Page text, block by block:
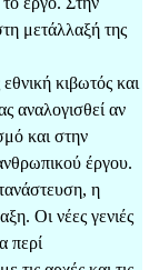
μετάλλαξή της
κιβωτός και
αναλογισθεί αν
και στην
έργου.
η
Οι νέες γενιές
περί